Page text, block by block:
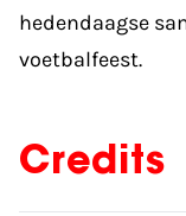
hedendaagse
voetbalfeest.
Credits